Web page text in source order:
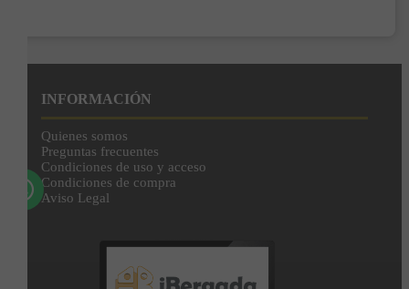
Al unirte expresas tu consentimiento para recibir comunicaciones comerciales de
Política de Privacidad para más información.
INFORMACIÓN
Quienes somos
Preguntas frecuentes
Condiciones de uso y acceso
Condiciones de compra
Aviso Legal